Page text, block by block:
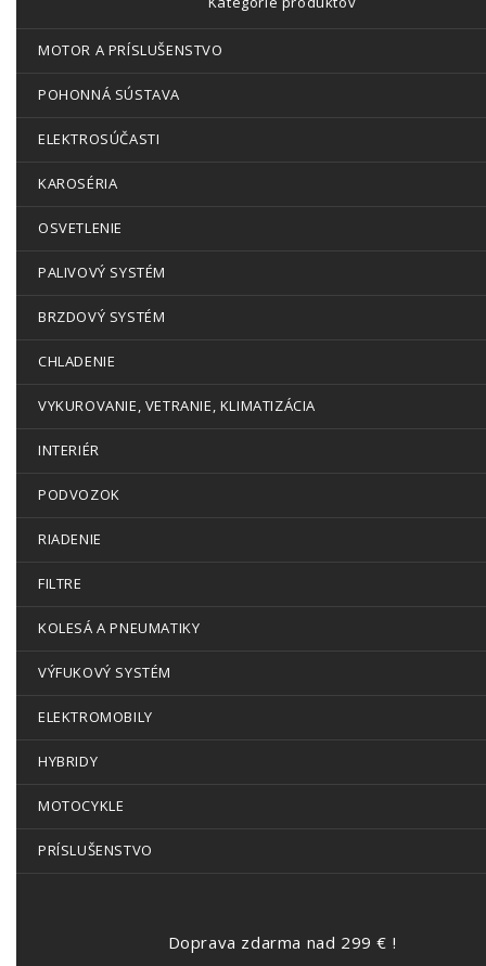
MOTOR A PRÍSLUŠENSTVO
POHONNÁ SÚSTAVA
ELEKTROSÚČASTI
KAROSÉRIA
OSVETLENIE
PALIVOVÝ SYSTÉM
BRZDOVÝ SYSTÉM
CHLADENIE
VYKUROVANIE, VETRANIE, KLIMATIZÁCIA
INTERIÉR
PODVOZOK
RIADENIE
FILTRE
KOLESÁ A PNEUMATIKY
VÝFUKOVÝ SYSTÉM
ELEKTROMOBILY
HYBRIDY
MOTOCYKLE
PRÍSLUŠENSTVO
Doprava zdarma nad 299 € !